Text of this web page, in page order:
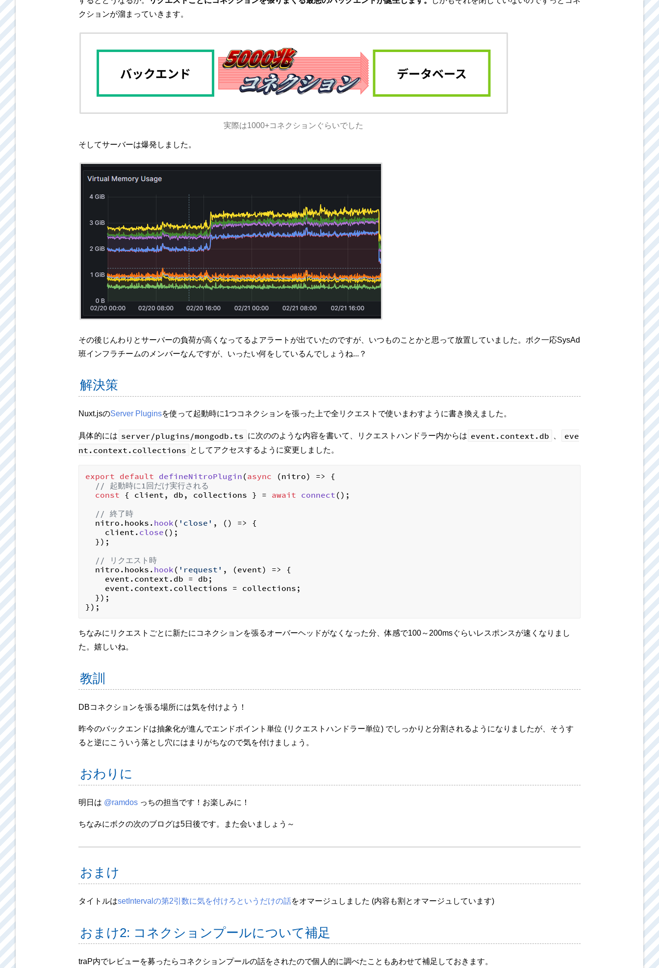
クションが溜まっていきます。
実際は1000+コネクションぐらいでした
そしてサーバーは爆発しました。
その後じんわりとサーバーの負荷が高くなってるよアラートが出ていたのですが、いつものことかと思って放置していました。ボク一応SysAd
班インフラチームのメンバーなんですが、いったい何をしているんでしょうね...？
解決策
Nuxt.jsのServer Pluginsを使って起動時に1つコネクションを張った上で全リクエストで使いまわすように書き換えました。
具体的には server/plugins/mongodb.ts に次ののような内容を書いて、リクエストハンドラー内からは event.context.db
eve
nt.context.collections としてアクセスするように変更しました。
export default defineNitroPlugin (async (nitro) => {
// 起動時に1回だけ実行される
const { client, db, collections } = await connect ();
// 終了時
  nitro.
hooks . hook ( 'close' , () => {
    client.
close ();
  });
// リクエスト時
  nitro.
hooks . hook ( 'request' , (event) => {
    event.
context . db = db;
    event.
context . collections = collections;
  });
ちなみにリクエストごとに新たにコネクションを張るオーバーヘッドがなくなった分、体感で100～200msぐらいレスポンスが速くなりまし
た。嬉しいね。
教訓
DBコネクションを張る場所には気を付けよう！
昨今のバックエンドは抽象化が進んでエンドポイント単位 (リクエストハンドラー単位) でしっかりと分割されるようになりましたが、そうす
ると逆にこういう落とし穴にはまりがちなので気を付けましょう。
おわりに
明日は @ramdos っちの担当です！お楽しみに！
ちなみにボクの次のブログは5日後です。また会いましょう～
おまけ
タイトルはsetIntervalの第2引数に気を付けろというだけの話をオマージュしました (内容も割とオマージュしています)
おまけ2: コネクションプールについて補足
traP内でレビューを募ったらコネクションプールの話をされたので個人的に調べたこともあわせて補足しておきます。